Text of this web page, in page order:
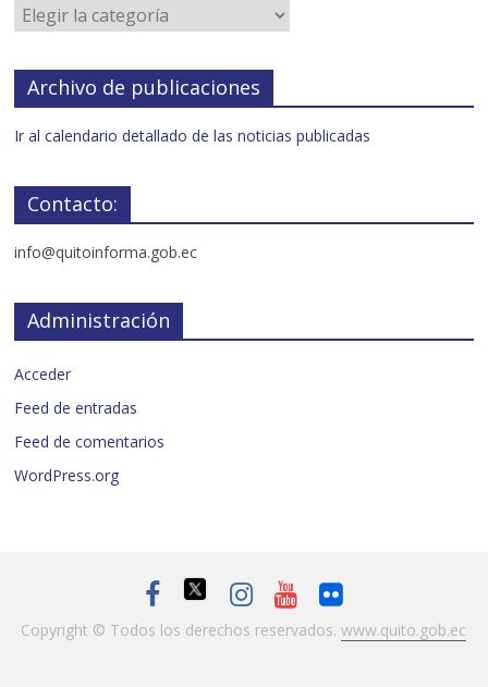
Archivo de publicaciones
Ir al calendario detallado de las noticias publicadas
Contacto:
info@quitoinforma.gob.ec
Administración
Acceder
Feed de entradas
Feed de comentarios
WordPress.org
Copyright © Todos los derechos reservados.www.quito.gob.ec